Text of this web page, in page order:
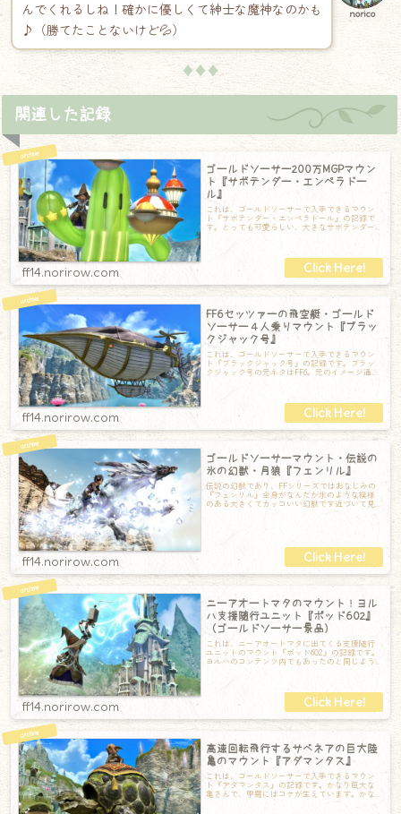
んでくれるしね！確かに優しくて紳士な魔神なのかも
♪（勝てたことないけど💦）
norico
♦♦♦
関連した記録
ゴールドソーサー200万MGPマウン
ト『サボテンダー・エンペラドー
ル』
これは、ゴールドソーサーで入手できるマウン
ト『サボテンダー・エンペラドール』の記録で
す。とっても可愛らしい、大きなサボテンダー
ff14.norirow.com
FF6セッツァーの飛空艇・ゴールド
ソーサー４人乗りマウント『ブラッ
クジャック号』
これは、ゴールドソーサーで入手できるマウン
ト『ブラックジャック号』の記録です。ブラッ
クジャック号の元ネタはFF6。元のイメージ通り
ff14.norirow.com
ゴールドソーサーマウント・伝説の
氷の幻獣・月狼『フェンリル』
伝説の幻獣であり、FFシリーズではおなじみの
『フェンリル』全身がなんだか氷のような模様
のある大きくてカッコいい幻獣です近づいて見
ると、とっても野性的な顔をしています。走
ff14.norirow.com
ニーアオートマタのマウント！ヨル
ハ支援随行ユニット『ポッド602』
（ゴールドソーサー景品）
これは、ニーアオートマタに出てくる支援随行
ユニットのマウント『ポッド602』の記録です。
ヨルハのコンテンツ内でもあったのと同じよう
ff14.norirow.com
高速回転飛行するサベネアの巨大陸
亀のマウント『アダマンタス』
これは、ゴールドソーサーで入手できるマウン
ト『アダマンタス』の記録です。かなり巨大な
亀さんで、甲羅にはコケが生えています。かな
り強そうな顎です。甲羅のコケがなかなかいい